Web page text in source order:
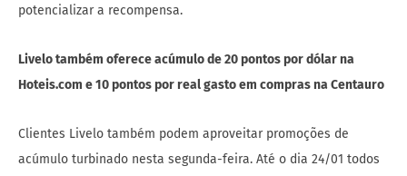
potencializar a recompensa.
Livelo também oferece acúmulo de 20 pontos por dólar na
Hoteis.com e 10 pontos por real gasto em compras na Centauro
Clientes Livelo também podem aproveitar promoções de
acúmulo turbinado nesta segunda-feira. Até o dia 24/01 todos